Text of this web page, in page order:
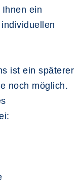
ein
ist ein späterer
noch möglich.